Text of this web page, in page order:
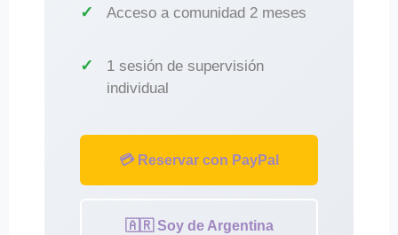
Acceso a comunidad 2 meses
1 sesión de supervisión
individual
💳 Reservar con PayPal
🇦🇷 Soy de Argentina